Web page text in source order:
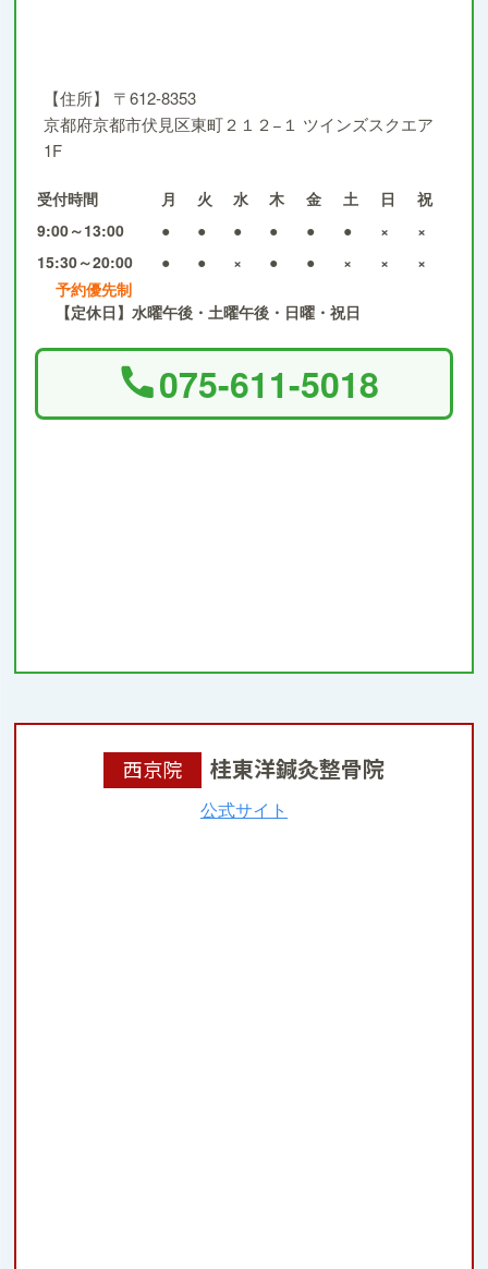
【住所】
〒612-8353
京都府京都市伏見区東町２１２−１ ツインズスクエア
1F
受付時間 月 火 水 木 金 土 日
祝
9:00～13:00
● ● ● ● ● ● ×
×
15:30～20:00
● ● × ● ● × ×
×
予約優先制
【定休日】水曜午後・土曜午後・日曜・祝日
075-611-5018
西京院 桂東洋鍼灸整骨院
公式サイト